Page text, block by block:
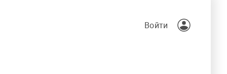
Войти